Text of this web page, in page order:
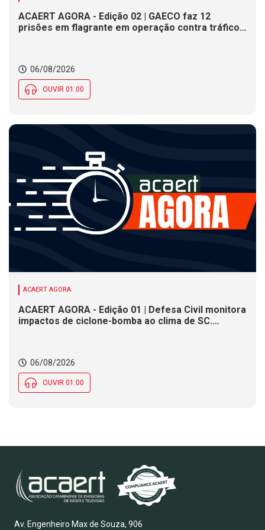
ACAERT AGORA - Edição 02 | GAECO faz 12
prisões em flagrante em operação contra tráfico
cerâmica em SC
06/08/2026
OUVIR 01:00
ACAERT AGORA
ACAERT AGORA - Edição 01 | Defesa Civil monitora
impactos de ciclone-bomba ao clima de SC.
seletivo nesta quinta (6)
06/08/2026
OUVIR 01:00
Av. Engenheiro Max de Souza, 906